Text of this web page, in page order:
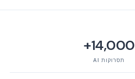
14,000+
תסרוקות AI